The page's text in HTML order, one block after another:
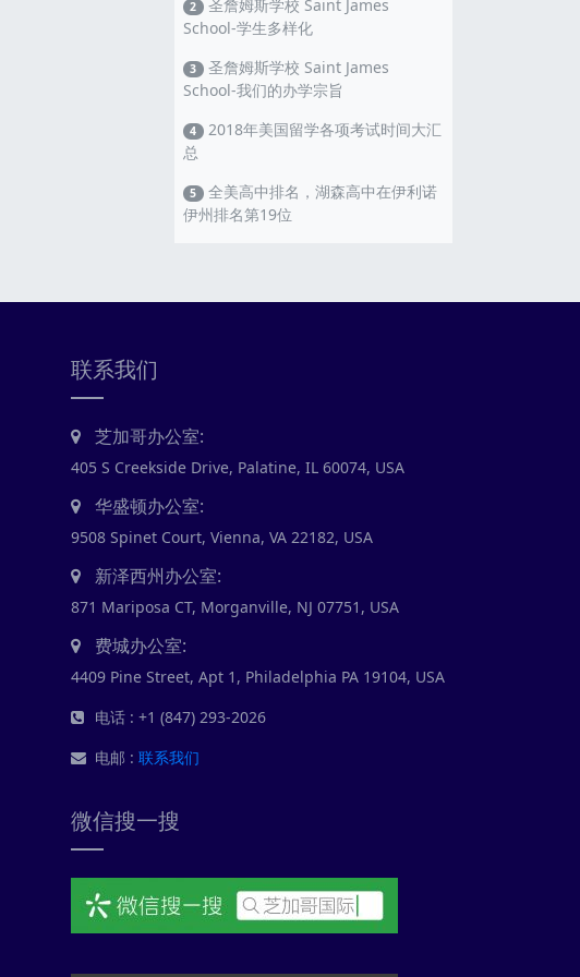
2 圣詹姆斯学校 Saint James
School-学生多样化
3 圣詹姆斯学校 Saint James
School-我们的办学宗旨
4 2018年美国留学各项考试时间大汇
总
5 全美高中排名，湖森高中在伊利诺
伊州排名第19位
联系我们
芝加哥办公室:
405 S Creekside Drive, Palatine, IL 60074, USA
华盛顿办公室:
9508 Spinet Court, Vienna, VA 22182, USA
新泽西州办公室:
871 Mariposa CT, Morganville, NJ 07751, USA
费城办公室:
4409 Pine Street, Apt 1, Philadelphia PA 19104, USA
电话 : +1 (847) 293-2026
电邮 : 联系我们
微信搜一搜